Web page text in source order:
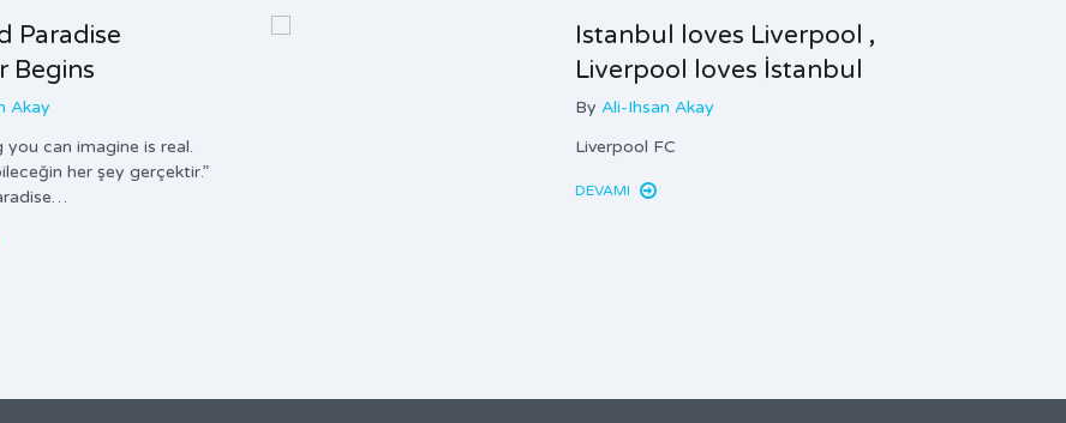
Paradise
Begins
Akay
you can imagine is real.
her şey gerçektir.”
Istanbul loves Liverpool ,
Liverpool loves İstanbul
By Ali-Ihsan Akay
Liverpool FC
DEVAMI